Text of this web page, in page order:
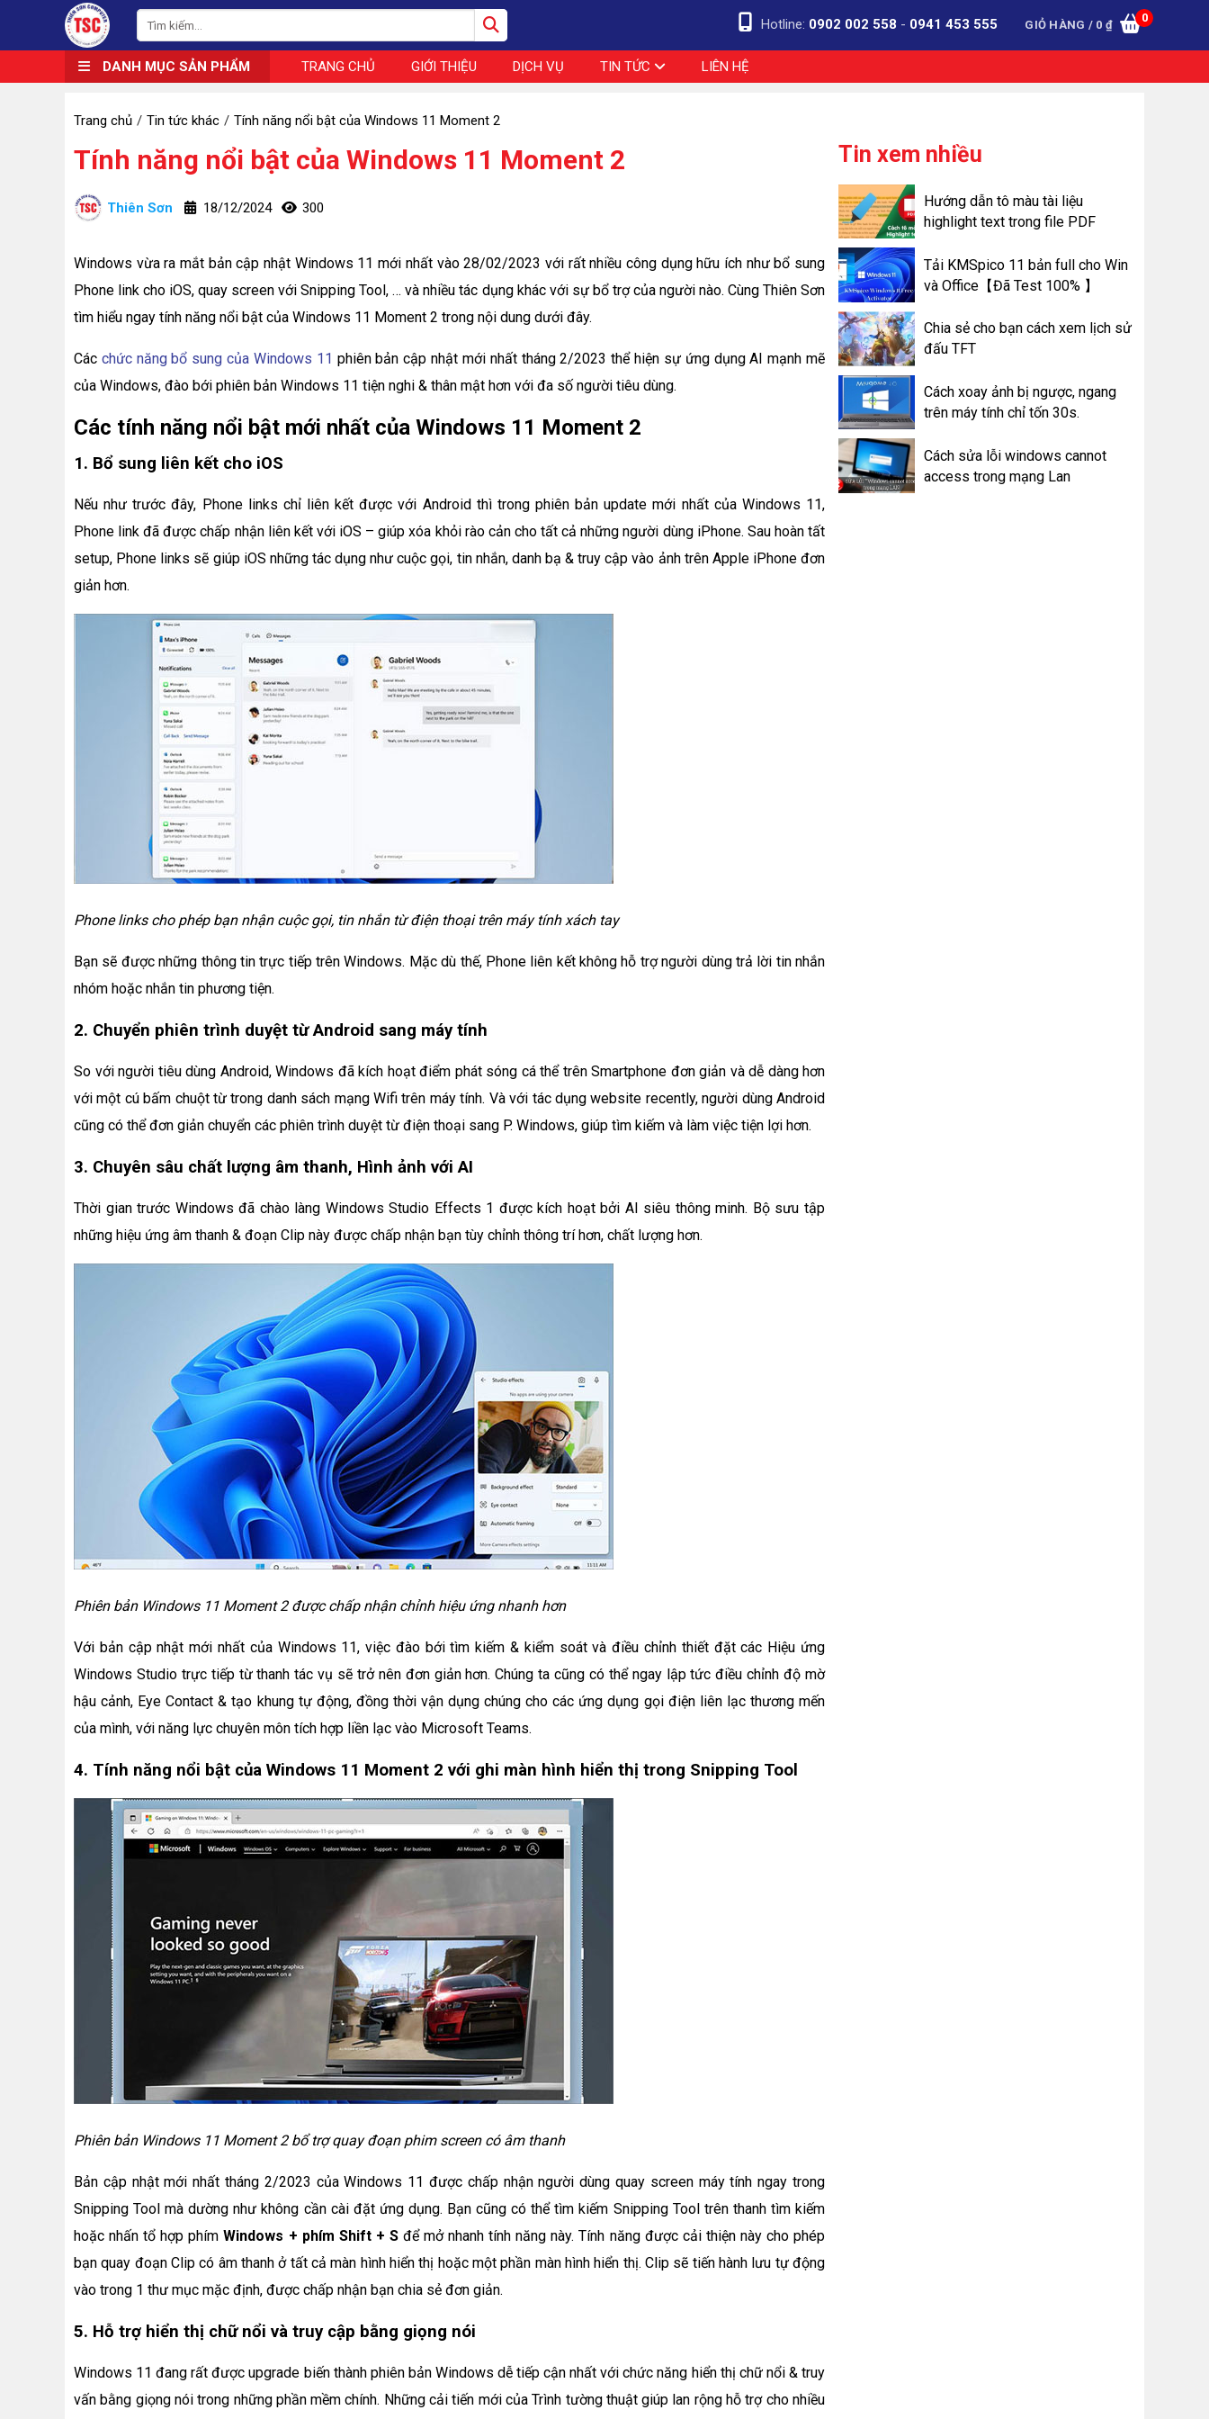
GIỎ HÀNG / 0 ₫
0
Hotline: 0902 002 558 - 0941 453 555
DANH MỤC SẢN PHẨM TRANG CHỦ GIỚI THIỆU DỊCH VỤ TIN TỨC LIÊN HỆ
Trang chủ Tin tức khác Tính năng nổi bật của Windows 11 Moment 2
Tính năng nổi bật của Windows 11 Moment 2
Thiên Sơn 18/12/2024 300
Windows vừa ra mắt bản cập nhật Windows 11 mới nhất vào 28/02/2023 với rất nhiều công dụng hữu ích như bổ sung
Phone link cho iOS, quay screen với Snipping Tool, … và nhiều tác dụng khác với sự bổ trợ của người nào. Cùng Thiên Sơn
tìm hiểu ngay tính năng nổi bật của Windows 11 Moment 2 trong nội dung dưới đây.
Các chức năng bổ sung của Windows 11 phiên bản cập nhật mới nhất tháng 2/2023 thể hiện sự ứng dụng AI mạnh mẽ
của Windows, đào bới phiên bản Windows 11 tiện nghi & thân mật hơn với đa số người tiêu dùng.
Các tính năng nổi bật mới nhất của Windows 11 Moment 2
1. Bổ sung liên kết cho iOS
Nếu như trước đây, Phone links chỉ liên kết được với Android thì trong phiên bản update mới nhất của Windows 11,
Phone link đã được chấp nhận liên kết với iOS – giúp xóa khỏi rào cản cho tất cả những người dùng iPhone. Sau hoàn tất
setup, Phone links sẽ giúp iOS những tác dụng như cuộc gọi, tin nhắn, danh bạ & truy cập vào ảnh trên Apple iPhone đơn
giản hơn.
Phone links cho phép bạn nhận cuộc gọi, tin nhắn từ điện thoại trên máy tính xách tay
Bạn sẽ được những thông tin trực tiếp trên Windows. Mặc dù thế, Phone liên kết không hỗ trợ người dùng trả lời tin nhắn
nhóm hoặc nhắn tin phương tiện.
2. Chuyển phiên trình duyệt từ Android sang máy tính
So với người tiêu dùng Android, Windows đã kích hoạt điểm phát sóng cá thể trên Smartphone đơn giản và dễ dàng hơn
với một cú bấm chuột từ trong danh sách mạng Wifi trên máy tính. Và với tác dụng website recently, người dùng Android
cũng có thể đơn giản chuyển các phiên trình duyệt từ điện thoại sang P. Windows, giúp tìm kiếm và làm việc tiện lợi hơn.
3. Chuyên sâu chất lượng âm thanh, Hình ảnh với AI
Thời gian trước Windows đã chào làng Windows Studio Effects 1 được kích hoạt bởi AI siêu thông minh. Bộ sưu tập
những hiệu ứng âm thanh & đoạn Clip này được chấp nhận bạn tùy chỉnh thông trí hơn, chất lượng hơn.
Phiên bản Windows 11 Moment 2 được chấp nhận chỉnh hiệu ứng nhanh hơn
Với bản cập nhật mới nhất của Windows 11, việc đào bới tìm kiếm & kiểm soát và điều chỉnh thiết đặt các Hiệu ứng
Windows Studio trực tiếp từ thanh tác vụ sẽ trở nên đơn giản hơn. Chúng ta cũng có thể ngay lập tức điều chỉnh độ mờ
hậu cảnh, Eye Contact & tạo khung tự động, đồng thời vận dụng chúng cho các ứng dụng gọi điện liên lạc thương mến
của mình, với năng lực chuyên môn tích hợp liền lạc vào Microsoft Teams.
4. Tính năng nổi bật của Windows 11 Moment 2 với ghi màn hình hiển thị trong Snipping Tool
Phiên bản Windows 11 Moment 2 bổ trợ quay đoạn phim screen có âm thanh
Bản cập nhật mới nhất tháng 2/2023 của Windows 11 được chấp nhận người dùng quay screen máy tính ngay trong
Snipping Tool mà dường như không cần cài đặt ứng dụng. Bạn cũng có thể tìm kiếm Snipping Tool trên thanh tìm kiếm
hoặc nhấn tổ hợp phímWindows + phím Shift + S để mở nhanh tính năng này. Tính năng được cải thiện này cho phép
bạn quay đoạn Clip có âm thanh ở tất cả màn hình hiển thị hoặc một phần màn hình hiển thị. Clip sẽ tiến hành lưu tự động
vào trong 1 thư mục mặc định, được chấp nhận bạn chia sẻ đơn giản.
5. Hỗ trợ hiển thị chữ nổi và truy cập bằng giọng nói
Windows 11 đang rất được upgrade biến thành phiên bản Windows dễ tiếp cận nhất với chức năng hiển thị chữ nổi & truy
vấn bằng giọng nói trong những phần mềm chính. Những cải tiến mới của Trình tường thuật giúp lan rộng hỗ trợ cho nhiều
Tin xem nhiều
Hướng dẫn tô màu tài liệu
highlight text trong file PDF
Tải KMSpico 11 bản full cho Win
và Office【Đã Test 100% 】
Chia sẻ cho bạn cách xem lịch sử
đấu TFT
Cách xoay ảnh bị ngược, ngang
trên máy tính chỉ tốn 30s.
Cách sửa lỗi windows cannot
access trong mạng Lan